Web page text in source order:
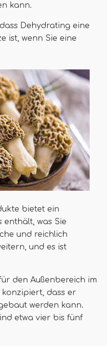
kann.
Dehydrating eine
ist, wenn Sie eine
bietet ein
enthält, was Sie
und reichlich
und es ist
den Außenbereich im
dass er
werden kann.
etwa vier bis fünf